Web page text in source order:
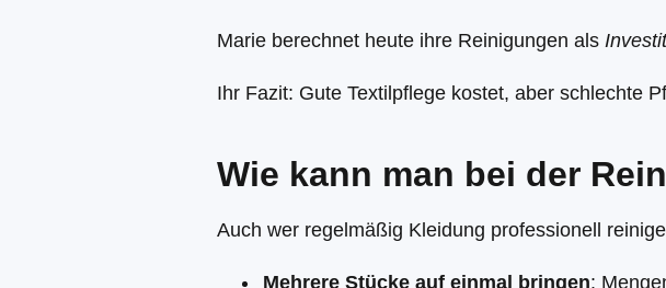
Marie berechnet heute ihre Reinigungen als
Ihr Fazit: Gute Textilpflege kostet, aber schlechte
Wie kann man bei der
Auch wer regelmäßig Kleidung professionell
Mehrere Stücke auf einmal bringen: